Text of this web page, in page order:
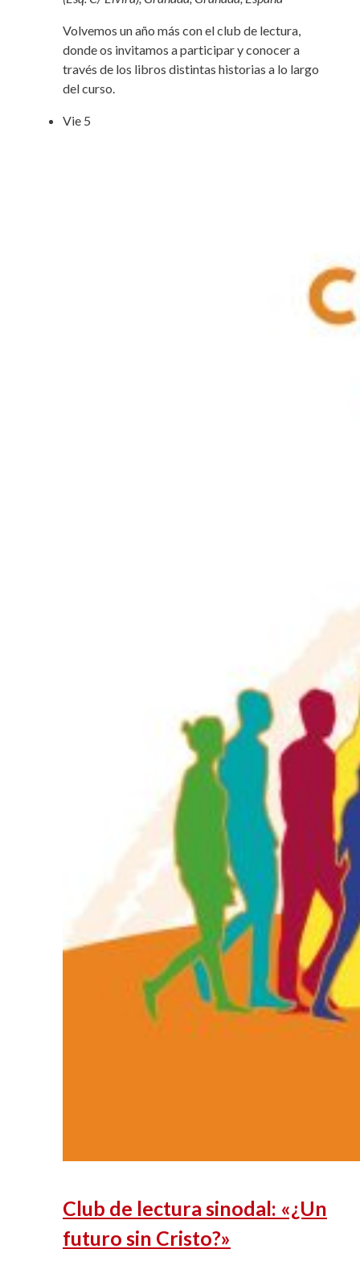
Volvemos un año más con el club de lectura,
donde os invitamos a participar y conocer a
través de los libros distintas historias a lo largo
del curso.
Vie 5
Club de lectura sinodal: «¿Un
futuro sin Cristo?»